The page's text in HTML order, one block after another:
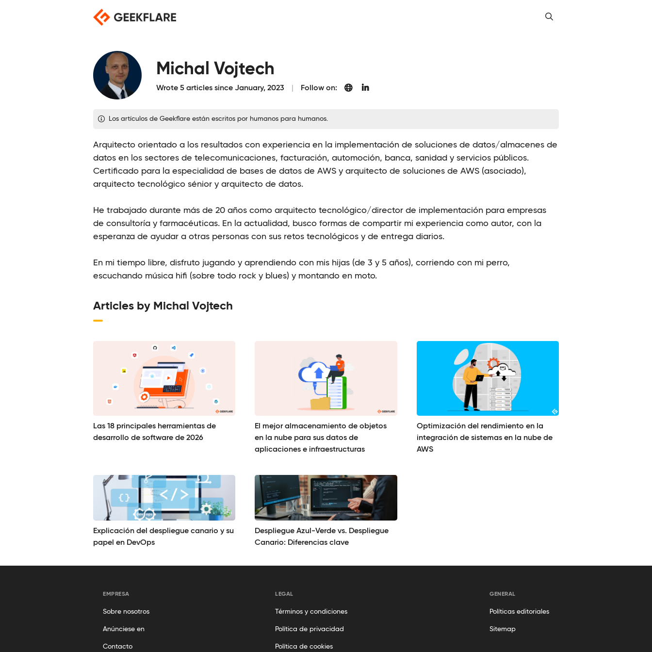
Michal Vojtech
Wrote 5 articles since January, 2023 Follow on:
Los artículos de Geekflare están escritos por humanos para humanos.
Arquitecto orientado a los resultados con experiencia en la implementación de soluciones de datos/almacenes de
datos en los sectores de telecomunicaciones, facturación, automoción, banca, sanidad y servicios públicos.
Certificado para la especialidad de bases de datos de AWS y arquitecto de soluciones de AWS (asociado),
arquitecto tecnológico sénior y arquitecto de datos.
He trabajado durante más de 20 años como arquitecto tecnológico/director de implementación para empresas
de consultoría y farmacéuticas. En la actualidad, busco formas de compartir mi experiencia como autor, con la
esperanza de ayudar a otras personas con sus retos tecnológicos y de entrega diarios.
En mi tiempo libre, disfruto jugando y aprendiendo con mis hijas (de 3 y 5 años), corriendo con mi perro,
escuchando música hifi (sobre todo rock y blues) y montando en moto.
Articles by Michal Vojtech
Las 18 principales herramientas de
desarrollo de software de 2026
El mejor almacenamiento de objetos
en la nube para sus datos de
aplicaciones e infraestructuras
Optimización del rendimiento en la
integración de sistemas en la nube de
AWS
Explicación del despliegue canario y su
papel en DevOps
Despliegue Azul-Verde vs. Despliegue
Canario: Diferencias clave
EMPRESA
Sobre nosotros
Anúnciese en
Contacto
LEGAL
Términos y condiciones
Política de privacidad
Política de cookies
GENERAL
Políticas editoriales
Sitemap